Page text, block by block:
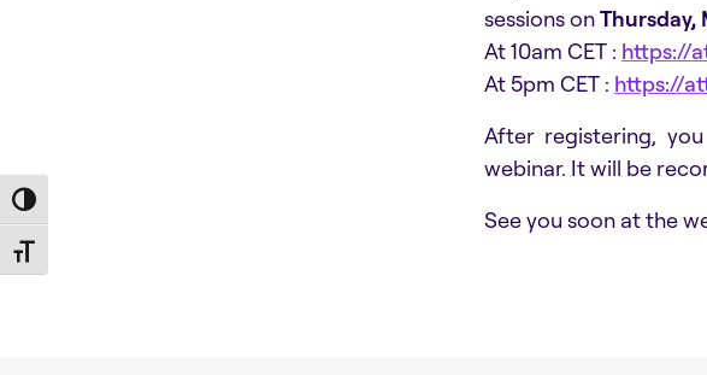
Toggle High Contrast
Toggle Font size
sessions onThursday,
At 10am CET : https://
At 5pm CET : https://
After registering,
webinar. It will be
See you soon at the